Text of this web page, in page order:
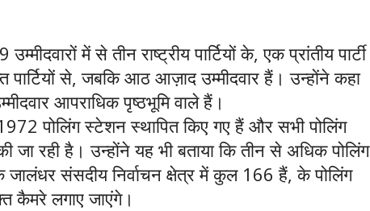
में से तीन राष्ट्रीय पार्टियों के, एक प्रांतीय पार्टी
पार्टियों से, जबकि आठ आज़ाद उम्मीदवार हैं। उन्होंने कहा
आपराधिक पृष्ठभूमि वाले हैं।
पोलिंग स्टेशन स्थापित किए गए हैं और सभी पोलिंग
जा रही है। उन्होंने यह भी बताया कि तीन से अधिक पोलिंग
जालंधर संसदीय निर्वाचन क्षेत्र में कुल 166 हैं, के पोलिंग
कैमरे लगाए जाएंगे।